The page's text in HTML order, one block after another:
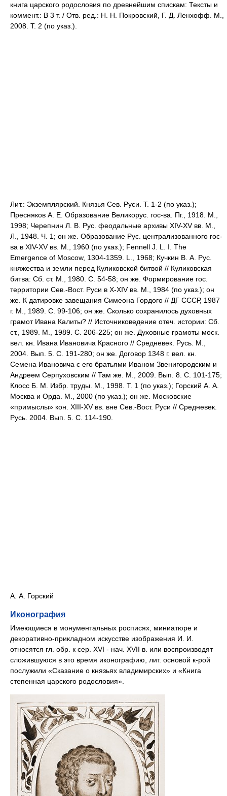
книга царского родословия по древнейшим спискам: Тексты и
коммент.: В 3 т. / Отв. ред.: Н. Н. Покровский, Г. Д. Ленхофф. М.,
2008. Т. 2 (по указ.).
Лит.: Экземплярский. Князья Сев. Руси. Т. 1-2 (по указ.);
Пресняков А. Е. Образование Великорус. гос-ва. Пг., 1918. М.,
1998; Черепнин Л. В. Рус. феодальные архивы XIV-XV вв. М.,
Л., 1948. Ч. 1; он же. Образование Рус. централизованного гос-
ва в XIV-XV вв. М., 1960 (по указ.); Fennell J. L. I. The
Emergence of Moscow, 1304-1359. L., 1968; Кучкин В. А. Рус.
княжества и земли перед Куликовской битвой // Куликовская
битва: Сб. ст. М., 1980. С. 54-58; он же. Формирование гос.
территории Сев.-Вост. Руси в X-XIV вв. М., 1984 (по указ.); он
же. К датировке завещания Симеона Гордого // ДГ СССР, 1987
г. М., 1989. С. 99-106; он же. Сколько сохранилось духовных
грамот Ивана Калиты? // Источниковедение отеч. истории: Сб.
ст., 1989. М., 1989. С. 206-225; он же. Духовные грамоты моск.
вел. кн. Ивана Ивановича Красного // Средневек. Русь. М.,
2004. Вып. 5. С. 191-280; он же. Договор 1348 г. вел. кн.
Семена Ивановича с его братьями Иваном Звенигородским и
Андреем Серпуховским // Там же. М., 2009. Вып. 8. С. 101-175;
Клосс Б. М. Избр. труды. М., 1998. Т. 1 (по указ.); Горский А. А.
Москва и Орда. М., 2000 (по указ.); он же. Московские
«примыслы» кон. XIII-XV вв. вне Сев.-Вост. Руси // Средневек.
Русь. 2004. Вып. 5. С. 114-190.
А. А. Горский
Иконография
Имеющиеся в монументальных росписях, миниатюре и
декоративно-прикладном искусстве изображения И. И.
относятся гл. обр. к сер. XVI - нач. XVII в. или воспроизводят
сложившуюся в это время иконографию, лит. основой к-рой
послужили «Сказание о князьях владимирских» и «Книга
степенная царского родословия».